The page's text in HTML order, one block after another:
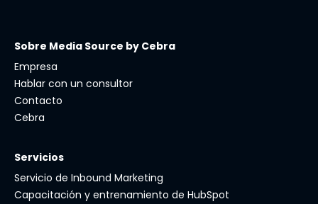
Sobre Media Source by Cebra
Empresa
Hablar con un consultor
Contacto
Cebra
Servicios
Servicio de Inbound Marketing
Capacitación y entrenamiento de HubSpot